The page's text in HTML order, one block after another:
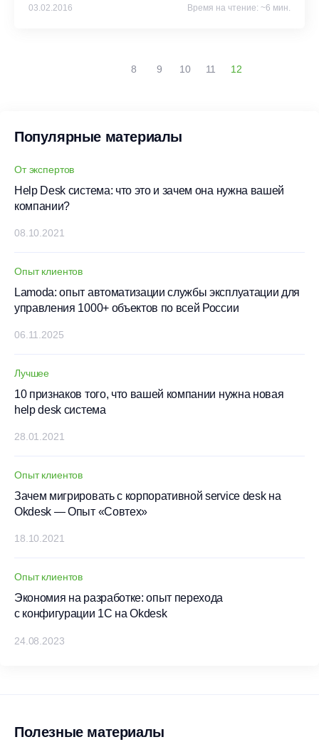
комплексе Могутов Виталий, руководитель службы
03.02.2016 Время на чтение: ~6 мин.
8 9 10 11 12
Популярные материалы
От экспертов
Help Desk система: что это и зачем она нужна вашей
компании?
08.10.2021
Опыт клиентов
Lamoda: опыт автоматизации службы эксплуатации для
управления 1000+ объектов по всей России
06.11.2025
Лучшее
10 признаков того, что вашей компании нужна новая
help desk система
28.01.2021
Опыт клиентов
Зачем мигрировать с корпоративной service desk на
Okdesk — Опыт «Совтех»
18.10.2021
Опыт клиентов
Экономия на разработке: опыт перехода
с конфигурации 1С на Okdesk
24.08.2023
Полезные материалы